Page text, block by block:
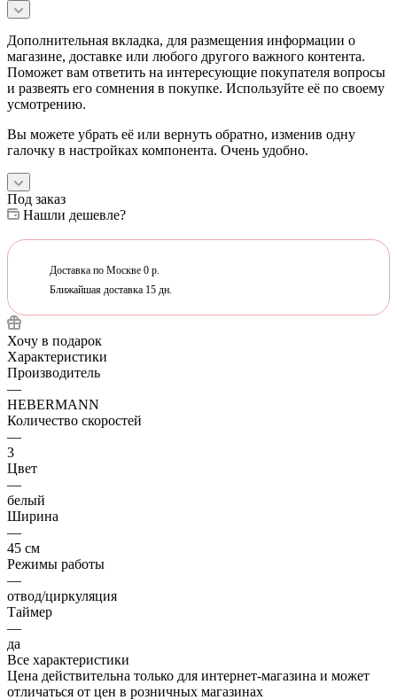
Дополнительная вкладка, для размещения информации о
магазине, доставке или любого другого важного контента.
Поможет вам ответить на интересующие покупателя вопросы
и развеять его сомнения в покупке. Используйте её по своему
усмотрению.
Вы можете убрать её или вернуть обратно, изменив одну
галочку в настройках компонента. Очень удобно.
Под заказ
Нашли дешевле?
Доставка по Москве 0 р.
Ближайшая доставка 15 дн.
Хочу в подарок
Характеристики
Производитель
—
HEBERMANN
Количество скоростей
—
3
Цвет
—
белый
Ширина
—
45 см
Режимы работы
—
отвод/циркуляция
Таймер
—
да
Все характеристики
Цена действительна только для интернет-магазина и может
отличаться от цен в розничных магазинах